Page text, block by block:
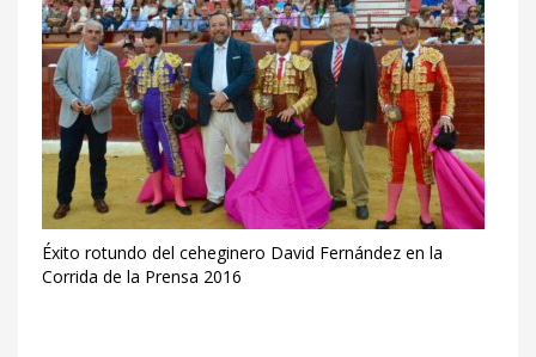
Éxito rotundo del ceheginero David Fernández en la
Corrida de la Prensa 2016